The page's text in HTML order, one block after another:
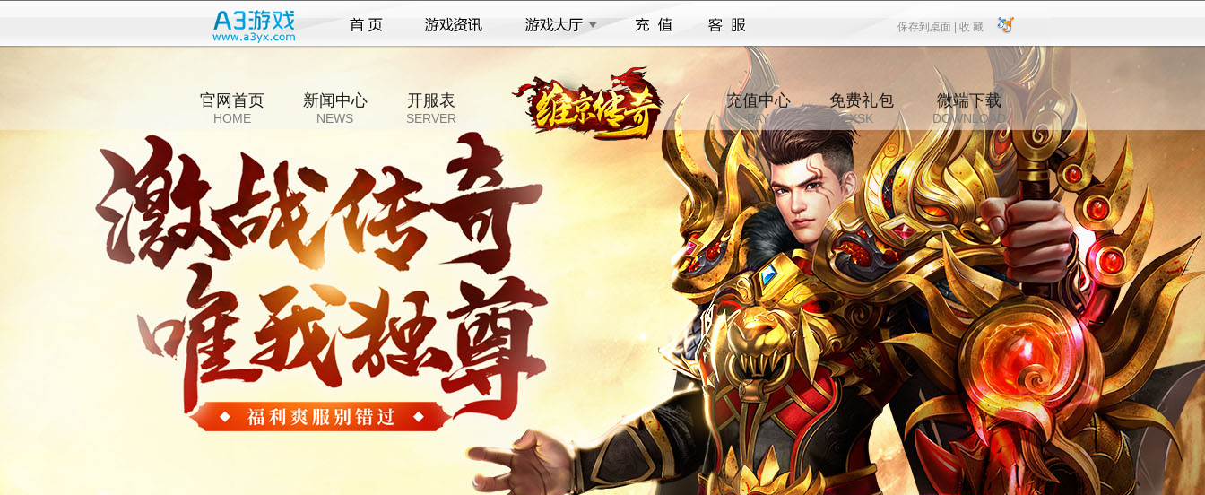
保存到桌面 |
保存到桌面 收 藏
收 藏
官网首页
HOME
新闻中心
NEWS
开服表
SERVER
充值中心
PAY
免费礼包
XSK
微端下载
DOWNLOAD